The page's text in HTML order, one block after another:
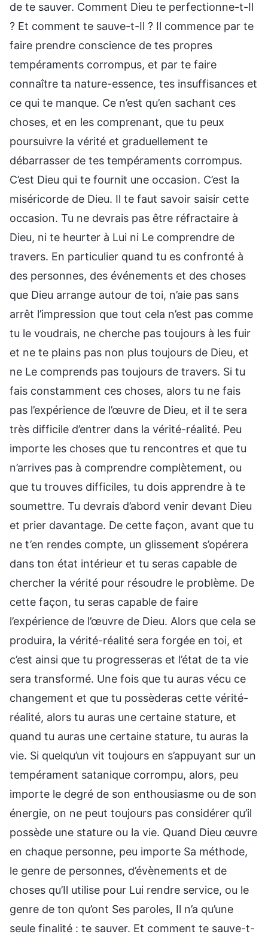
de te sauver. Comment Dieu te perfectionne-t-Il
? Et comment te sauve-t-Il ? Il commence par te
faire prendre conscience de tes propres
tempéraments corrompus, et par te faire
connaître ta nature-essence, tes insuffisances et
ce qui te manque. Ce n’est qu’en sachant ces
choses, et en les comprenant, que tu peux
poursuivre la vérité et graduellement te
débarrasser de tes tempéraments corrompus.
C’est Dieu qui te fournit une occasion. C’est la
miséricorde de Dieu. Il te faut savoir saisir cette
occasion. Tu ne devrais pas être réfractaire à
Dieu, ni te heurter à Lui ni Le comprendre de
travers. En particulier quand tu es confronté à
des personnes, des événements et des choses
que Dieu arrange autour de toi, n’aie pas sans
arrêt l’impression que tout cela n’est pas comme
tu le voudrais, ne cherche pas toujours à les fuir
et ne te plains pas non plus toujours de Dieu, et
ne Le comprends pas toujours de travers. Si tu
fais constamment ces choses, alors tu ne fais
pas l’expérience de l’œuvre de Dieu, et il te sera
très difficile d’entrer dans la vérité-réalité. Peu
importe les choses que tu rencontres et que tu
n’arrives pas à comprendre complètement, ou
que tu trouves difficiles, tu dois apprendre à te
soumettre. Tu devrais d’abord venir devant Dieu
et prier davantage. De cette façon, avant que tu
ne t’en rendes compte, un glissement s’opérera
dans ton état intérieur et tu seras capable de
chercher la vérité pour résoudre le problème. De
cette façon, tu seras capable de faire
l’expérience de l’œuvre de Dieu. Alors que cela se
produira, la vérité-réalité sera forgée en toi, et
c’est ainsi que tu progresseras et l’état de ta vie
sera transformé. Une fois que tu auras vécu ce
changement et que tu possèderas cette vérité-
réalité, alors tu auras une certaine stature, et
quand tu auras une certaine stature, tu auras la
vie. Si quelqu’un vit toujours en s’appuyant sur un
tempérament satanique corrompu, alors, peu
importe le degré de son enthousiasme ou de son
énergie, on ne peut toujours pas considérer qu’il
possède une stature ou la vie. Quand Dieu œuvre
en chaque personne, peu importe Sa méthode,
le genre de personnes, d’évènements et de
choses qu’Il utilise pour Lui rendre service, ou le
genre de ton qu’ont Ses paroles, Il n’a qu’une
seule finalité : te sauver. Et comment te sauve-t-